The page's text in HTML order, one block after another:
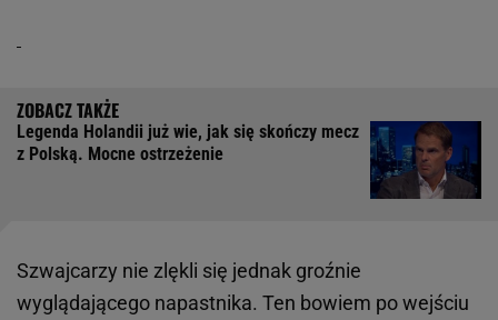
Legenda Holandii już wie, jak się skończy mecz
z Polską. Mocne ostrzeżenie
Szwajcarzy nie zlękli się jednak groźnie
wyglądającego napastnika. Ten bowiem po wejściu